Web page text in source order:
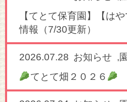
【てとて保育園】【は
情報（7/30更新）
2026.07.28 お知らせ ,
てとて畑２０２６